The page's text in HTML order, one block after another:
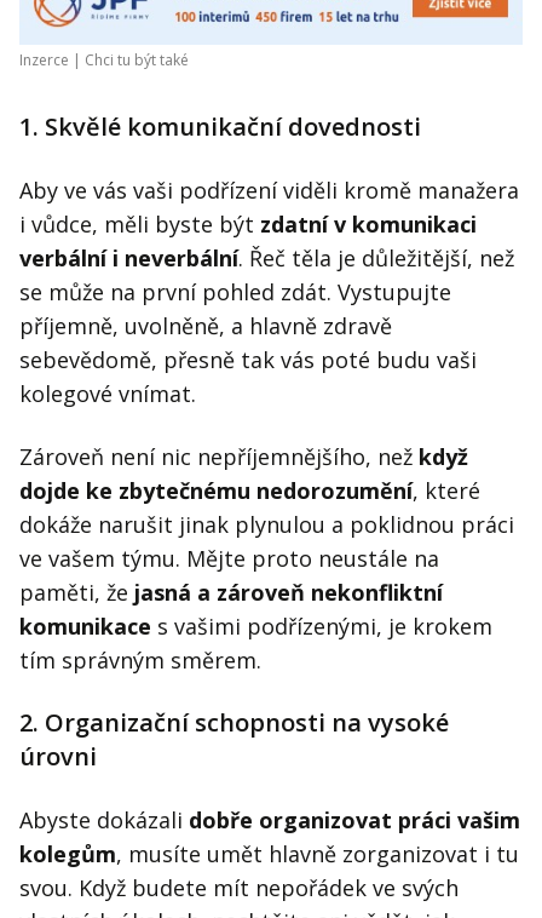
Inzerce | Chci tu být také
1. Skvělé komunikační dovednosti
Aby ve vás vaši podřízení viděli kromě manažera
i vůdce, měli byste být zdatní v komunikaci
verbální i neverbální. Řeč těla je důležitější, než
se může na první pohled zdát. Vystupujte
příjemně, uvolněně, a hlavně zdravě
sebevědomě, přesně tak vás poté budu vaši
kolegové vnímat.
Zároveň není nic nepříjemnějšího, než když
dojde ke zbytečnému nedorozumění, které
dokáže narušit jinak plynulou a poklidnou práci
ve vašem týmu. Mějte proto neustále na
paměti, že jasná a zároveň nekonfliktní
komunikace s vašimi podřízenými, je krokem
tím správným směrem.
2. Organizační schopnosti na vysoké
úrovni
Abyste dokázali dobře organizovat práci vašim
kolegům, musíte umět hlavně zorganizovat i tu
svou. Když budete mít nepořádek ve svých